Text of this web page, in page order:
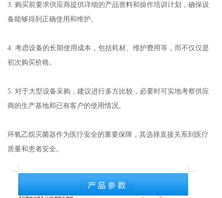
3. 购买前要求供应商提供详细的产品资料和操作培训计划，确保设
备能够得到正确使用和维护。
4. 考虑设备的长期使用成本，包括耗材、维护费用等，而不仅仅是
初次购买价格。
5. 对于大型设备采购，建议进行多方比较，必要时可实地考察供应
商的生产基地和已有客户的使用情况。
环氧乙烷灭菌器作为医疗安全的重要保障，其选择直接关系到医疗
质量和患者安全。